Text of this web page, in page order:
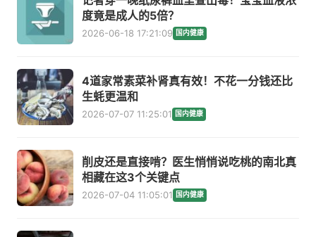
度竟是成人的5倍？
2026-06-18 17:21:09 国内健康
4道家常素菜补肾真有效！不花一分钱还比
生蚝更温和
2026-07-07 11:25:01 国内健康
削皮还是直接啃？医生悄悄说吃桃的南北真
相藏在这3个关键点
2026-07-04 11:05:01 国内健康